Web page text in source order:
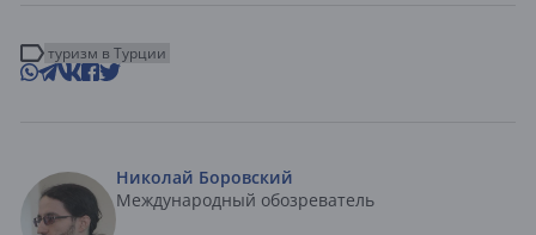
туризм в Турции
Николай Боровский
Международный обозреватель